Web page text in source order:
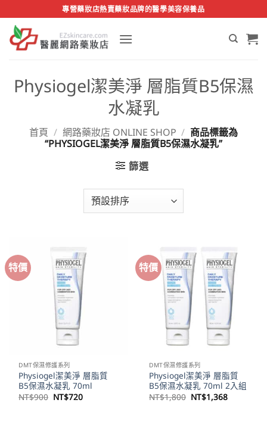
to
content
專營藥妝店熱賣藥妝品牌的醫學美容保養品
Physiogel潔美淨 層脂質B5保濕
水凝乳
首頁 / 網路藥妝店 ONLINE SHOP / 商品標籤為
“PHYSIOGEL潔美淨 層脂質B5保濕水凝乳”
篩選
特價
DMT保濕修護系列
Physiogel潔美淨 層脂質
B5保濕水凝乳 70ml
NT$900 原
始
NT$720目
特價
DMT保濕修護系列
Physiogel潔美淨 層脂質
B5保濕水凝乳 70ml 2入組
NT$1,800 原
始
NT$1,368目